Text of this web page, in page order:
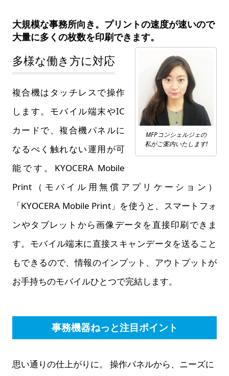
大規模な事務所向き。プリントの速度が速いので
大量に多くの枚数を印刷できます。
多様な働き方に対応
MFPコンシェルジェの
私がご案内いたします!
複合機はタッチレスで操作
します。モバイル端末やIC
カードで、複合機パネルに
なるべく触れない運用が可
能です。KYOCERA Mobile
Print（モバイル用無償アプリケーション）
「KYOCERA Mobile Print」を使うと、スマートフォ
ンやタブレットから画像データを直接印刷できま
す。モバイル端末に直接スキャンデータを送ること
もできるので、情報のインプット、アウトプットが
お手持ちのモバイルひとつで完結します。
事務機器ねっと注目ポイント
思い通りの仕上がりに。 操作パネルから、ニーズに